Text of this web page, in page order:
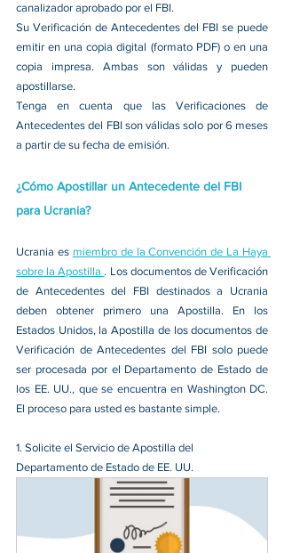
canalizador aprobado por el FBI.
Su Verificación de Antecedentes del FBI se puede
emitir en una copia digital (formato PDF) o en una
copia impresa. Ambas son válidas y pueden
apostillarse.
Tenga en cuenta que las Verificaciones de
Antecedentes del FBI son válidas solo por 6 meses
a partir de su fecha de emisión.
¿Cómo Apostillar un Antecedente del FBI
para Ucrania?
Ucrania es miembro de la Convención de La Haya
sobre la Apostilla . Los documentos de Verificación
de Antecedentes del FBI destinados a Ucrania
deben obtener primero una Apostilla. En los
Estados Unidos, la Apostilla de los documentos de
Verificación de Antecedentes del FBI solo puede
ser procesada por el Departamento de Estado de
los EE. UU., que se encuentra en Washington DC.
El proceso para usted es bastante simple.
1. Solicite el Servicio de Apostilla del
Departamento de Estado de EE. UU.